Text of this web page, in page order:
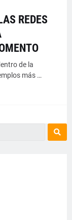
REDES
de la
más …